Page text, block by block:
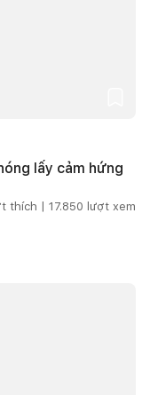
lấy cảm hứng
thích | 17.850 lượt xem